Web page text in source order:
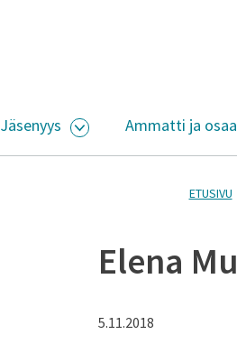
Jäsenyys
AVAA ALASIVUJEN
Ammatti ja
ETUSIVU
Elena
5.11.2018